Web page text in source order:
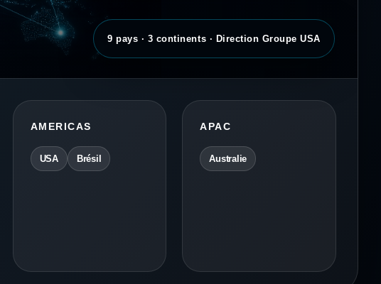
9 pays · 3 continents · Direction Groupe USA
AMERICAS
USA Brésil
APAC
Australie